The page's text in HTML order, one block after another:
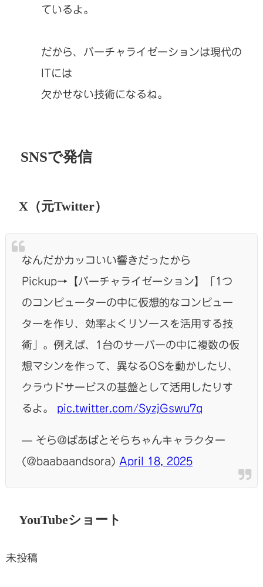
ているよ。
だから、バーチャライゼーションは現代の
ITには
欠かせない技術になるね。
SNSで発信
X（元Twitter）
なんだかカッコいい響きだったから
Pickup→【バーチャライゼーション】「1つ
のコンピューターの中に仮想的なコンピュー
ターを作り、効率よくリソースを活用する技
術」。例えば、1台のサーバーの中に複数の仮
想マシンを作って、異なるOSを動かしたり、
クラウドサービスの基盤として活用したりす
るよ。 pic.twitter.com/SyzjGswu7q
— そら@ばあばとそらちゃんキャラクター
(@baabaandsora) April 18, 2025
YouTubeショート
未投稿